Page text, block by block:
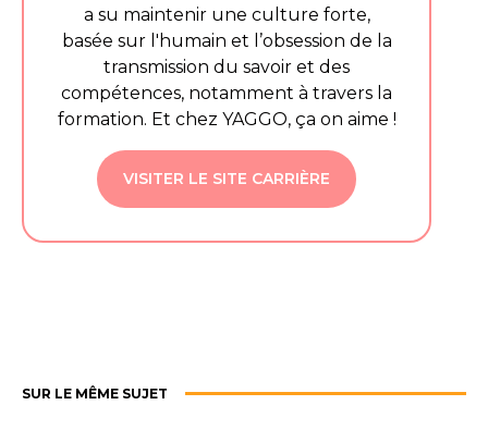
a su maintenir une culture forte,
basée sur l'humain et l’obsession de la
transmission du savoir et des
compétences, notamment à travers la
formation. Et chez YAGGO, ça on aime !
VISITER LE SITE CARRIÈRE
SUR LE MÊME SUJET